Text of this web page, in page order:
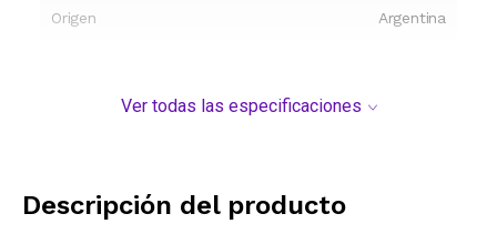
Origen Argentina
Ver todas las especificaciones
Descripción del producto